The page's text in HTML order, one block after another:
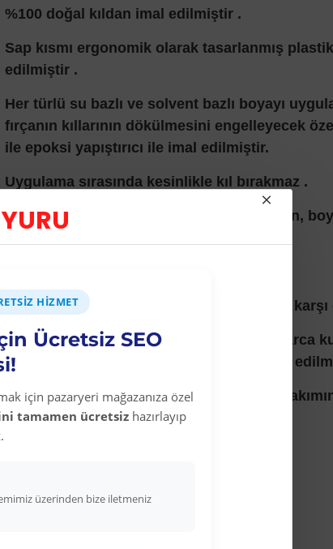
HIZMET
Ücretsiz SEO
için pazaryeri mağazanıza özel
tamamen ücretsiz hazırlayıp
üzerinden bize iletmeniz
%100 doğal kıldan imal edilmiştir .
Sap kısmı ergonomik olarak tasarlanmış
edilmiştir .
Her türlü su bazlı ve solvent bazlı boyayı
fırçanın kıllarının dökülmesini engelleyecek
ile epoksi yapıştırıcı ile imal edilmiştir.
Uygulama sırasında kesinlikle kıl bırakmaz .
Fırçayı kullanım ömrünün uzun olması için,
Metal gövdesi, paslanmaya ve korozyona
Fırçamız boya vb. uygulamalarında defalarca
uluslar arası kalite standartlarında dizayn
Ürün kıl boyu, kıl yoğunluğu ve ebatları
uygun olarak üretilmiştir.